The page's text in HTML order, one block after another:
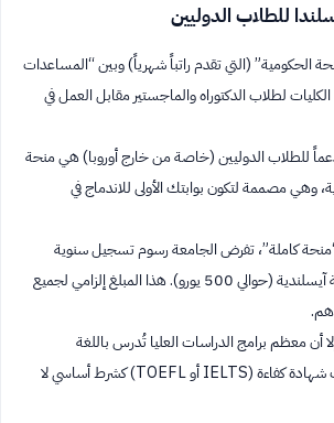
للطلاب الدوليين
الحكومية” (التي تقدم راتباً شهرياً) وبين “المساعدات
الكليات لطلاب الدكتوراه والماجستير مقابل العمل في
للطلاب الدوليين (خاصة من خارج أوروبا) هي منحة
وهي مصممة لتكون بوابتك الأولى للاندماج في
كاملة”، تفرض الجامعة رسوم تسجيل سنوية
قدرها 75,000 كرونة آيسلندية (حوالي 500 يورو). هذا المبلغ إلزامي لجميع
أن معظم برامج الدراسات العليا تُدرس باللغة
الإنجليزية، مما يتطلب شهادة كفاءة (IELTS أو TOEFL) كشرط أساسي لا